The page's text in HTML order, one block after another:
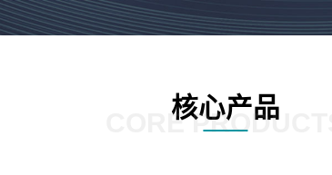
核心产品
CORE PRODUCTS